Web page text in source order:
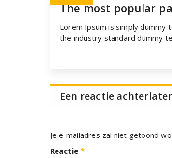
The most popular
Lorem Ipsum is simply dummy
the industry standard dummy
Een reactie
Je e-mailadres zal niet getoond
Reactie *